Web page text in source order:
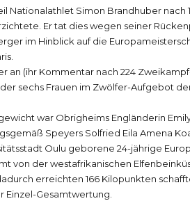
Nationalathlet Simon Brandhuber nach
Er tat dies wegen seiner
im Hinblick auf die
an (ihr Kommentar nach 224
sechs Frauen im Zwölfer-Aufgebot
war Obrigheims Engländerin
Speyers Solfried Eila Amena
Oulu geborene 24-jährige
von der westafrikanischen
erreichten 166 Kilopunkten
Einzel-Gesamtwertung.